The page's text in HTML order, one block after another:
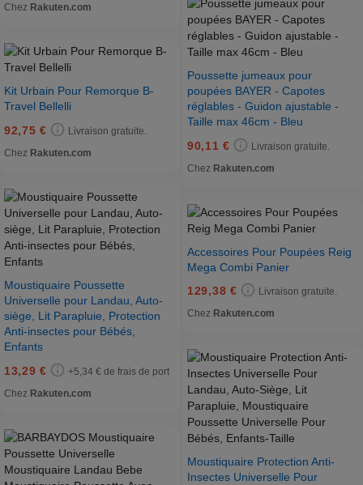
Chez Rakuten.com
Kit Urbain Pour Remorque B-
Travel Bellelli
92,75 €
Livraison gratuite.
Chez Rakuten.com
Moustiquaire Poussette
Universelle pour Landau, Auto-
siège, Lit Parapluie, Protection
Anti-insectes pour Bébés,
Enfants
13,29 €
+5,34 € de frais de port
Chez Rakuten.com
Poussette jumeaux pour
poupées BAYER - Capotes
réglables - Guidon ajustable -
Taille max 46cm - Bleu
90,11 €
Livraison gratuite.
Chez Rakuten.com
Accessoires Pour Poupées Reig
Mega Combi Panier
129,38 €
Livraison gratuite.
Chez Rakuten.com
Moustiquaire Protection Anti-
Insectes Universelle Pour